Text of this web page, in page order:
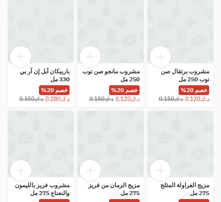
مشروب برتقال صن
توب 250 مل
خصم 20%
مشروب مانجو صن توب
250 مل
خصم 20%
⁦د.ك0.120⁩
⁦د.ك0.150⁩
باربيكان أبل إن آر بي
330 مل
خصم 20%
⁦د.ك0.350⁩
مزيج الفراولة المثلج
275 مل
مزيج الرمان من فريز
275 مل
مشروب فريز بالليمون
والنعناع 275 مل